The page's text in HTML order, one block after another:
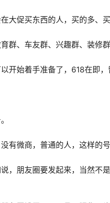
大促买东西的人，买的多、
群、车友群、兴趣群、装修
开始着手准备了，618在即，
有微商，普通的人，这样的
，朋友圈要发起来，当然不